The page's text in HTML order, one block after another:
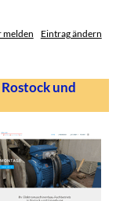
melden Eintrag ändern
und